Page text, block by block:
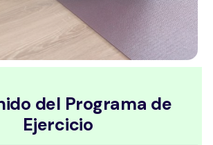
del Programa de
Ejercicio